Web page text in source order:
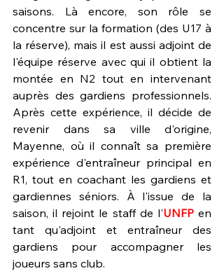
saisons. Là encore, son rôle se
concentre sur la formation (des U17 à
la réserve), mais il est aussi adjoint de
l'équipe réserve avec qui il obtient la
montée en N2 tout en intervenant
auprès des gardiens professionnels.
Après cette expérience, il décide de
revenir dans sa ville d'origine,
Mayenne, où il connaît sa première
expérience d'entraîneur principal en
R1, tout en coachant les gardiens et
gardiennes séniors. À l'issue de la
saison, il rejoint le staff de l'UNFP en
tant qu'adjoint et entraîneur des
gardiens pour accompagner les
joueurs sans club.